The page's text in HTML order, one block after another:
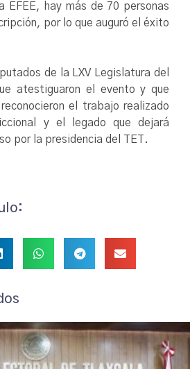
EFEE, hay más de 70 personas
por lo que auguró el éxito
de la LXV Legislatura del
atestiguaron el evento y que
el trabajo realizado
y el legado que dejará
por la presidencia del TET.